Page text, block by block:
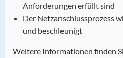
Anforderungen erfüllt sind
Der Netzanschlussprozess
und beschleunigt
Weitere Informationen finden